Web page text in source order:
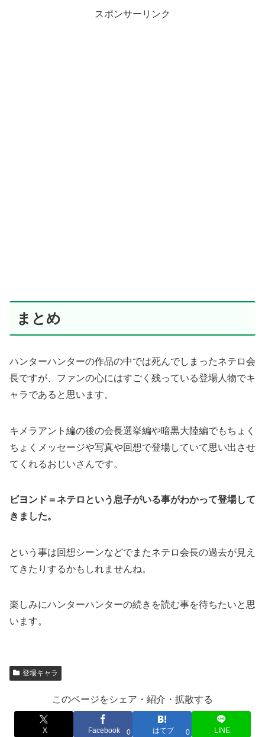
スポンサーリンク
まとめ
ハンターハンターの作品の中では死んでしまったネテロ会
長ですが、ファンの心にはすごく残っている登場人物でキ
ャラであると思います。
キメラアント編の後の会長選挙編や暗黒大陸編でもちょく
ちょくメッセージや写真や回想で登場していて思い出させ
てくれるおじいさんです。
ビヨンド＝ネテロという息子がいる事がわかって登場して
きました。
という事は回想シーンなどでまたネテロ会長の過去が見え
てきたりするかもしれませんね。
楽しみにハンターハンターの続きを読む事を待ちたいと思
います。
登場キャラ
このページをシェア・紹介・拡散する
X Facebook 0 はてブ 0 LINE